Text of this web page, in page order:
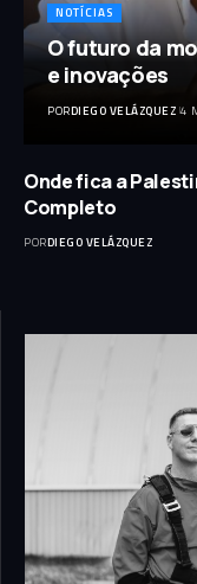
NOTÍCIAS
O futuro da
e inovações
PORDIEGO VELÁZQUEZ 4
Onde fica a
Completo
PORDIEGO VELÁZQUEZ